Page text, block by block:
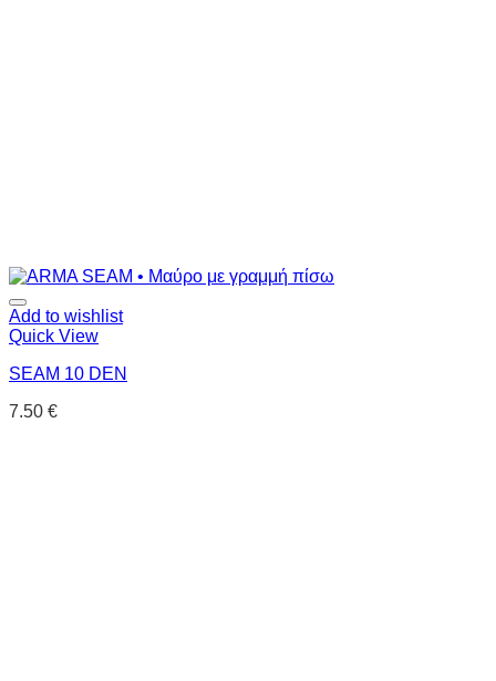
Add to wishlist
Quick View
SEAM 10 DEN
7.50 €